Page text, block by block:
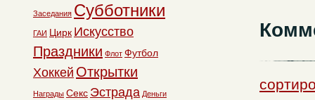
Заседания Субботники
ГАИ Цирк Искусство
Праздники Флот Футбол
Хоккей Открытки
Награды Секс Эстрада Деньги